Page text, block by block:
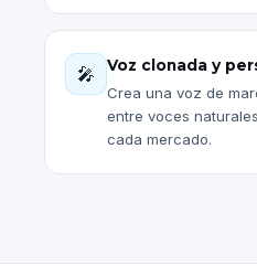
🎤
Voz clonada y
Crea una voz de
entre voces
cada mercado.